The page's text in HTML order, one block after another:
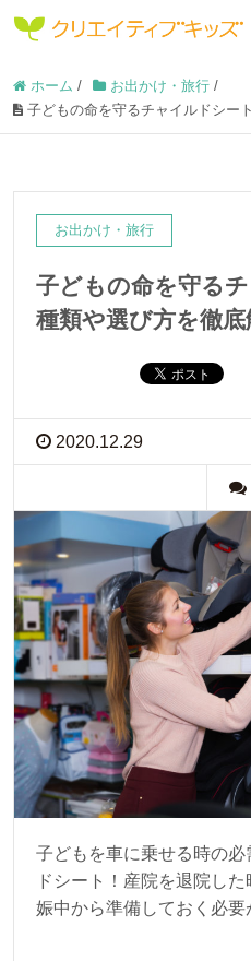
ホーム / お出かけ・旅行 /
子どもの命を守るチャイルドシー
お出かけ・旅行
子どもの命を守る
種類や選び方を徹底
2020.12.29
子どもを車に乗せる時の
ドシート！産院を退院し
娠中から準備しておく必要